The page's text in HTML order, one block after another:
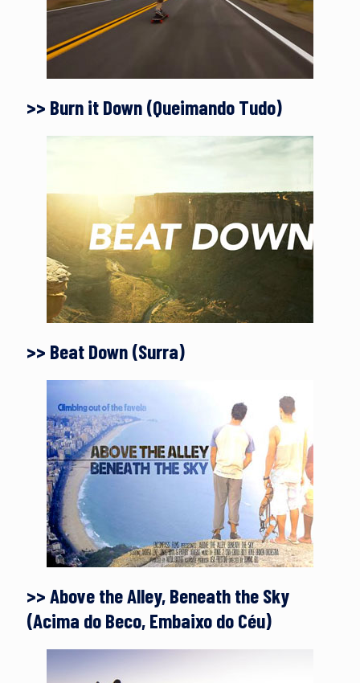
>> Burn it Down (Queimando Tudo)
>> Beat Down (Surra)
>> Above the Alley, Beneath the Sky
(Acima do Beco, Embaixo do Céu)